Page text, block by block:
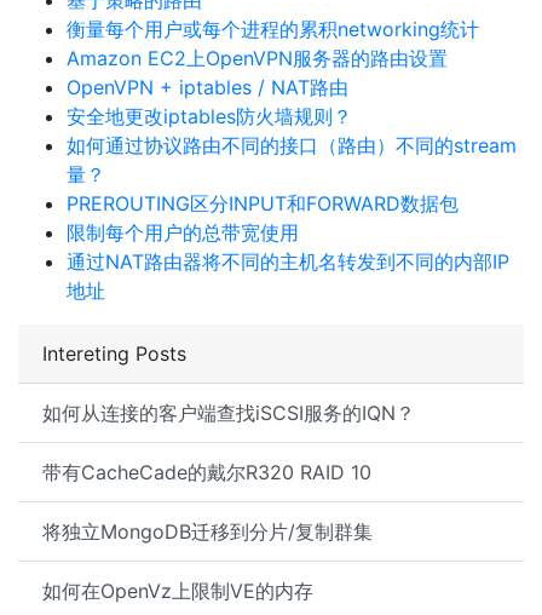
Intereting Posts
如何从连接的客户端查找iSCSI服务的IQN？
带有CacheCade的戴尔R320 RAID 10
将独立MongoDB迁移到分片/复制群集
如何在OpenVz上限制VE的内存
衡量每个用户或每个进程的累积networking统计
Amazon EC2上OpenVPN服务器的路由设置
OpenVPN + iptables / NAT路由
安全地更改iptables防火墙规则？
如何通过协议路由不同的接口（路由）不同的stream
量？
PREROUTING区分INPUT和FORWARD数据包
限制每个用户的总带宽使用
通过NAT路由器将不同的主机名转发到不同的内部IP
地址